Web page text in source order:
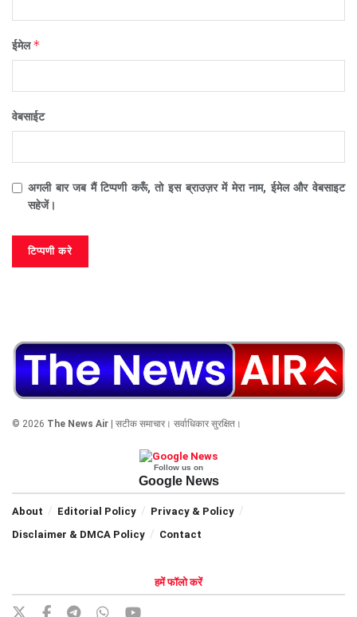
ईमेल*
वेबसाईट
अगली बार जब मैं टिप्पणी करूँ, तो इस ब्राउज़र में मेरा नाम, ईमेल और वेबसाइट
सहेजें।
© 2026 The News Air | सटीक समाचार। सर्वाधिकार सुरक्षित।
Follow us on
Google News
About Editorial Policy
Privacy & Policy
Disclaimer & DMCA Policy
Contact
हमें फॉलो करें